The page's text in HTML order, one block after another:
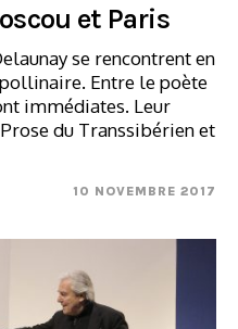
et Paris
se rencontrent en
Entre le poète
immédiates. Leur
du Transsibérien et
10 NOVEMBRE 2017